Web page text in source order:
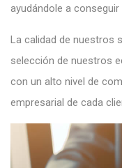
ayudándole a
La calidad de nuestros
selección de nuestros
con un alto nivel de
empresarial de cada